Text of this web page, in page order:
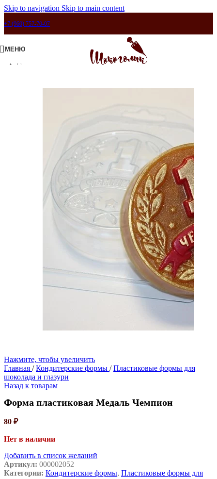
Skip to navigation Skip to main content
+7 (960) 757-70-07
МЕНЮ
Нажмите, чтобы увеличить
Главная / Кондитерские формы / Пластиковые формы для
шоколада и глазури
Назад к товарам
Форма пластиковая Медаль Чемпион
80 ₽
Нет в наличии
Добавить в список желаний
Артикул: 000002052
Категории: Кондитерские формы, Пластиковые формы для